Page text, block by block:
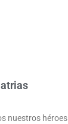
nuestros